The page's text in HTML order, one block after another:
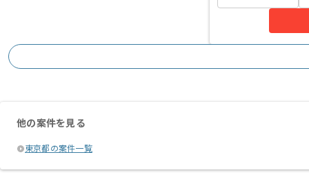
他の案件を見る
東京都の案件一覧